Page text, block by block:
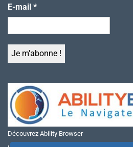
E-mail *
Découvrez Ability Browser